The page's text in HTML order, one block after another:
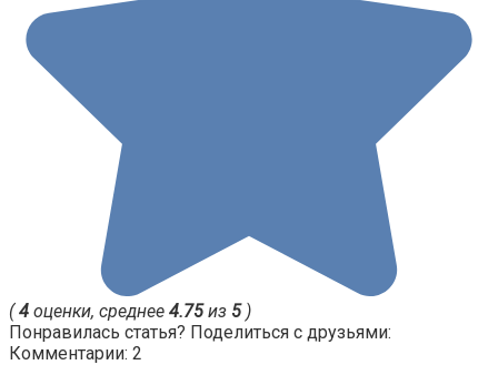
(4 оценки, среднее 4.75из 5)
Понравилась статья? Поделиться с друзьями:
Комментарии: 2